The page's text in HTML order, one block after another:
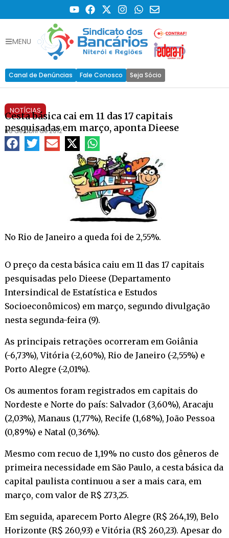
MENU
Canal de Denúncias Fale Conosco Seja Sócio
NOTÍCIAS
Cesta básica cai em 11 das 17 capitais
pesquisadas em março, aponta Dieese
08 de abril de 2012
No Rio de Janeiro a queda foi de 2,55%.
O preço da cesta básica caiu em 11 das 17 capitais
pesquisadas pelo Dieese (Departamento
Intersindical de Estatística e Estudos
Socioeconômicos) em março, segundo divulgação
nesta segunda-feira (9).
As principais retrações ocorreram em Goiânia
(-6,73%), Vitória (-2,60%), Rio de Janeiro (-2,55%) e
Porto Alegre (-2,01%).
Os aumentos foram registrados em capitais do
Nordeste e Norte do país: Salvador (3,60%), Aracaju
(2,03%), Manaus (1,77%), Recife (1,68%), João Pessoa
(0,89%) e Natal (0,36%).
Mesmo com recuo de 1,19% no custo dos gêneros de
primeira necessidade em São Paulo, a cesta básica da
capital paulista continuou a ser a mais cara, em
março, com valor de R$ 273,25.
Em seguida, aparecem Porto Alegre (R$ 264,19), Belo
Horizonte (R$ 260,93) e Vitória (R$ 260,23). Apesar do